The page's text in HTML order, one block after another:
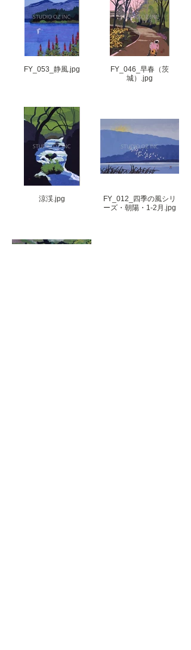
FY_053_静風.jpg
FY_046_早春（茨
城）.jpg
涼渓.jpg
FY_012_四季の風シリ
ーズ・朝陽・1-2月.jpg